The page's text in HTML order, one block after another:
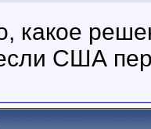
какое
США